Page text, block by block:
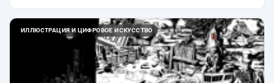
ИЛЛЮСТРАЦИЯ И ЦИФРОВОЕ ИСКУССТВО